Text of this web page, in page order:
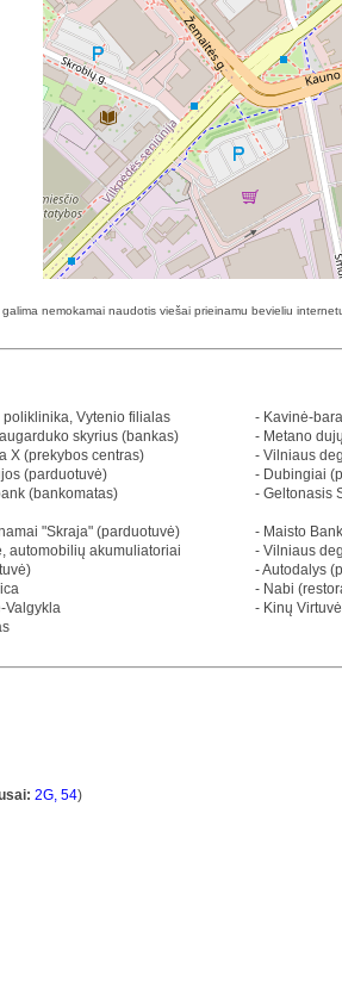
nemokamai naudotis viešai prieinamu bevieliu
poliklinika, Vytenio filialas
skyrius (bankas)
X (prekybos centras)
(parduotuvė)
(bankomatas)
"Skraja" (parduotuvė)
automobilių akumuliatoriai
Valgykla
- Kavinė-
- Metano
- Vilniaus
- Dubingiai
- Geltonasis
- Maisto
- Vilniaus
- Autodalys
- Nabi
- Kinų
2G, 54)